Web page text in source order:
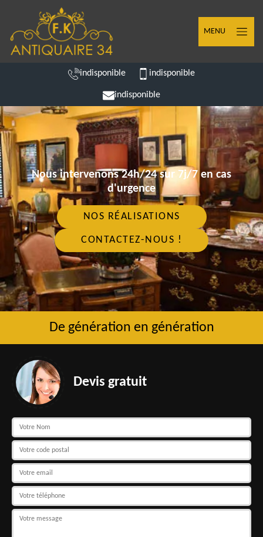
MENU
indisponible indisponible
indisponible
Nous intervenons 24h/24 sur 7j/7 en cas
d'urgence
NOS RÉALISATIONS
CONTACTEZ-NOUS !
De génération en génération
Devis gratuit